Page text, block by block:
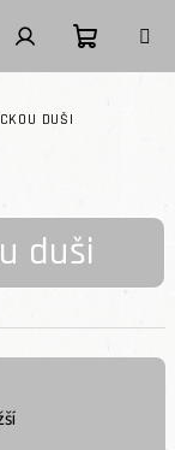
PřihlášeníNákupní
DUŠI
duši